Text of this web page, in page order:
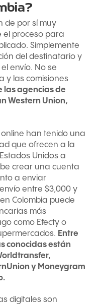
de por sí muy
el proceso para
Simplemente
del destinatario y
envío. No se
y las comisiones
las agencias de
Western Union,
han tenido una
que ofrecen a la
Unidos a
crear una cuenta
a enviar
entre $3,000 y
Colombia puede
más
como Efecty o
Entre
conocidas están
y Moneygram
digitales son